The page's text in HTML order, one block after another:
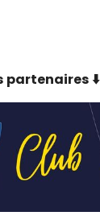
partenaires ⬇️